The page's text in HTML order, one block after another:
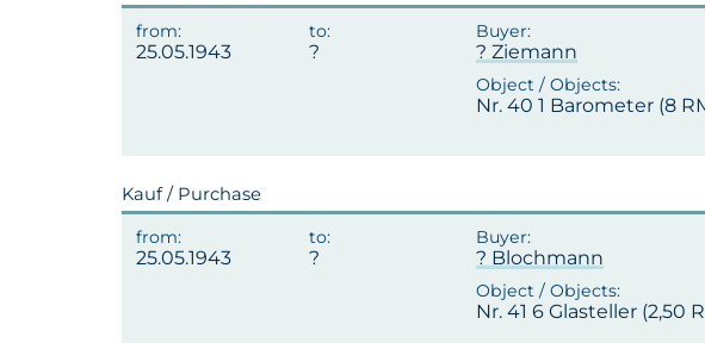
25.05.1943 ? Ziemann
Nr. 40 1 Barometer (8
Kauf / Purchase
25.05.1943 ? Blochmann
Nr. 41 6 Glasteller (2,50